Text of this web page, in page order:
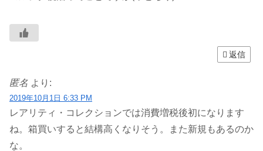
返信
匿名 より:
2019年10月1日 6:33 PM
レアリティ・コレクションでは消費増税後初になります
ね。箱買いすると結構高くなりそう。また新規もあるのか
な。